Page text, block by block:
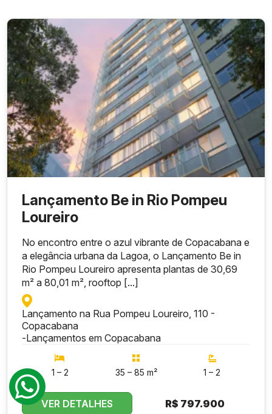
Lançamento Be in Rio Pompeu
Loureiro
No encontro entre o azul vibrante de Copacabana e
a elegância urbana da Lagoa, o Lançamento Be in
Rio Pompeu Loureiro apresenta plantas de 30,69
m² a 80,01 m², rooftop [...]
Lançamento na Rua Pompeu Loureiro, 110 -
Copacabana
-Lançamentos em Copacabana
1 – 2 35 – 85 m² 1 – 2
VER DETALHES R$ 797.900